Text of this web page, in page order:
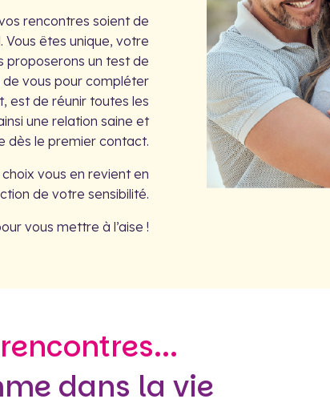
rencontres soient de
Vous êtes unique, votre
proposerons un test de
vous pour compléter
est de réunir toutes les
une relation saine et
dès le premier contact.
vous en revient en
de votre sensibilité.
vous mettre à l’aise !
dans la vie